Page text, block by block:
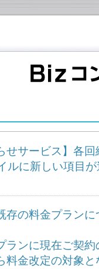
せサービス】各
ルに新しい項目
存の料金プラン
ランに現在ご契
料金改定の対象